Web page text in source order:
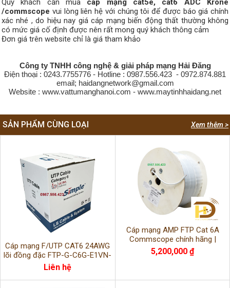
Quý khách cần mua cáp mạng cat5e, cat6 ADC Krone
/commscope vui lòng liên hệ với chúng tôi để được báo giá chính
xác nhé , do hiệu nay giá cáp mạng biến động thất thường không
có mức giá cố định được nên rất mong quý khách thông cảm
Đơn giá trên website chỉ là giá tham khảo
Công ty TNHH công nghệ & giải pháp mạng Hải Đăng
Điện thoại : 0243.7755776 - Hotline : 0987.556.423 - 0972.874.881
email; haidangnetwork@gmail.com
Website : www.vattumanghanoi.com - www.maytinhhaidang.net
Xem thêm >
SẢN PHẨM CÙNG LOẠI
Cáp mạng F/UTP CAT6 24AWG
lõi đồng đặc FTP-G-C6G-E1VN-
M 305m/cuộn màu xanh chính
Liên hệ
Cáp mạng AMP FTP Cat 6A
Commscope chính hãng |
10Gbps | Lõi đồng 23AWG chống
nhiễu
5,200,000 ₫